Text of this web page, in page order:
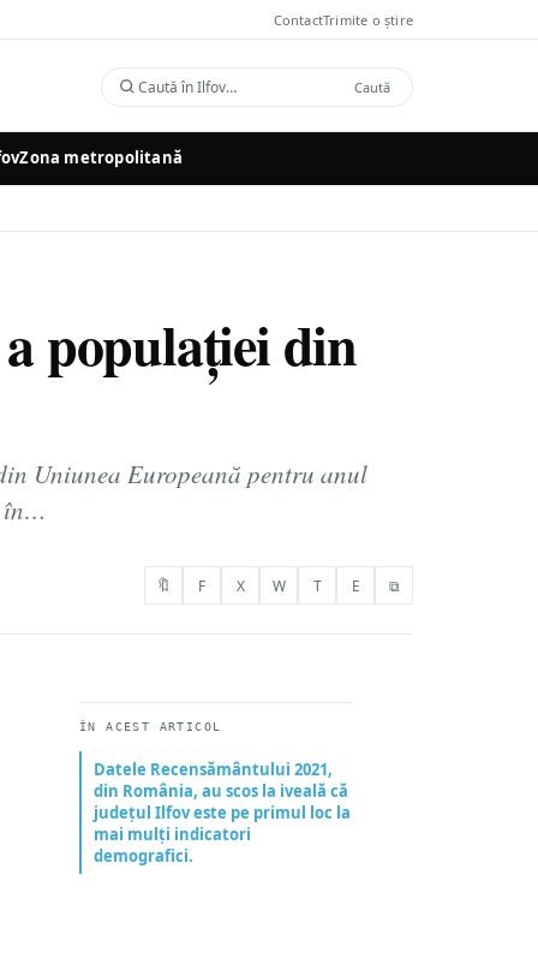
ContactTrimite o știre
Caută
în
Ilfov
Caută
Zona metropolitană
populației din
Uniunea Europeană pentru anul
în…
🔖 F X W T E ⧉
ÎN ACEST ARTICOL
Datele Recensământului 2021,
din România, au scos la iveală că
județul Ilfov este pe primul loc la
mai mulți indicatori
demografici.